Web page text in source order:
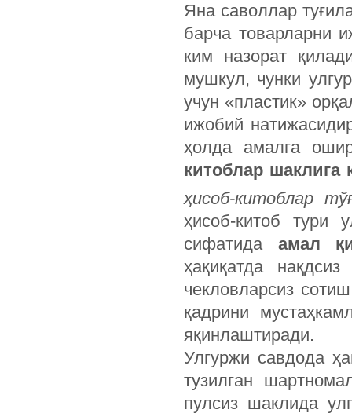
Яна саволлар
барча товарларни
ким назорат
мушкул, чунки
учун «пластик»
ижобий
ҳолда амалга
китоблар шаклига
ҳисоб-китоблар
ҳисоб-китоб тури
сифатида амал
ҳақиқатда
чекловларсиз
қадрини
яқинлаштиради.
Улгуржи савдода
тузилган
пулсиз шаклида